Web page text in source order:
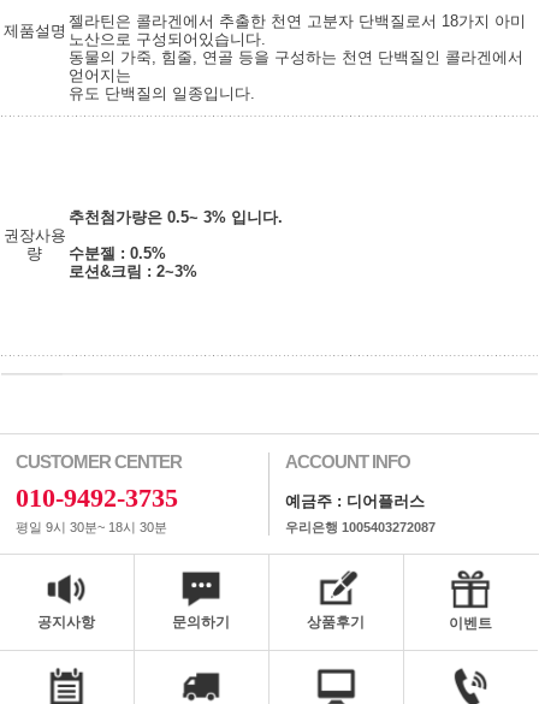
제품설명
젤라틴은 콜라겐에서 추출한 천연 고분자 단백질로서 18가지 아미
노산으로 구성되어있습니다.
동물의 가죽, 힘줄, 연골 등을 구성하는 천연 단백질인 콜라겐에서
얻어지는
유도 단백질의 일종입니다.
권장사용
량
추천첨가량은 0.5~ 3% 입니다.
수분젤 : 0.5%
로션&크림 : 2~3%
CUSTOMER CENTER
010-9492-3735
평일 9시 30분~ 18시 30분
ACCOUNT INFO
예금주 : 디어플러스
우리은행 1005403272087
공지사항 문의하기 상품후기 이벤트